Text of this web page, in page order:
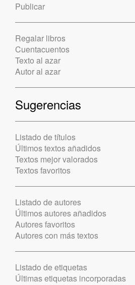
Publicar
Regalar libros
Cuentacuentos
Texto al azar
Autor al azar
Sugerencias
Listado de títulos
Últimos textos añadidos
Textos mejor valorados
Textos favoritos
Listado de autores
Últimos autores añadidos
Autores favoritos
Autores con más textos
Listado de etiquetas
Últimas etiquetas incorporadas